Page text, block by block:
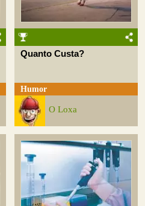
Quanto Custa?
Humor
O Loxa